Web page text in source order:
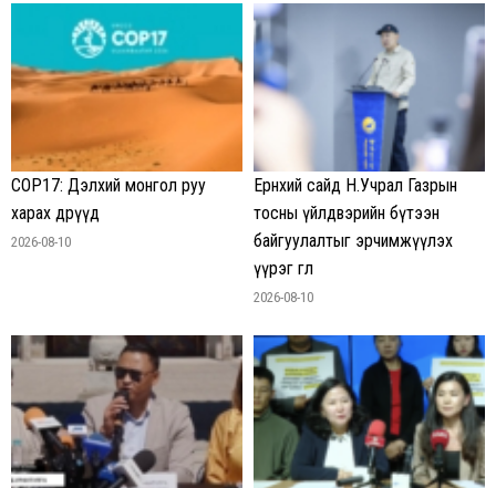
COP17: Дэлхий монгол руу
харах өдрүүд
2026-08-10
Ерөнхий сайд Н.Учрал Газрын
тосны үйлдвэрийн бүтээн
байгуулалтыг эрчимжүүлэх
үүрэг өглөө
2026-08-10